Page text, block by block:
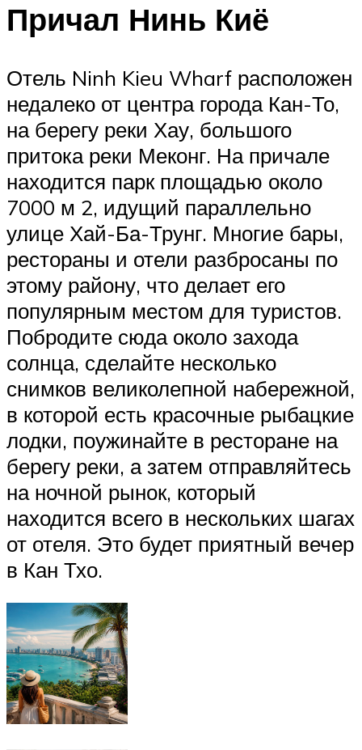
Причал Нинь Киё
Отель Ninh Kieu Wharf расположен
недалеко от центра города Кан-То,
на берегу реки Хау, большого
притока реки Меконг. На причале
находится парк площадью около
7000 м 2, идущий параллельно
улице Хай-Ба-Трунг. Многие бары,
рестораны и отели разбросаны по
этому району, что делает его
популярным местом для туристов.
Побродите сюда около захода
солнца, сделайте несколько
снимков великолепной набережной,
в которой есть красочные рыбацкие
лодки, поужинайте в ресторане на
берегу реки, а затем отправляйтесь
на ночной рынок, который
находится всего в нескольких шагах
от отеля. Это будет приятный вечер
в Кан Тхо.